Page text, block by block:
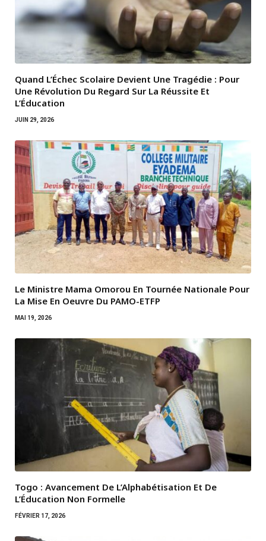
Quand L’Échec Scolaire Devient Une Tragédie : Pour
Une Révolution Du Regard Sur La Réussite Et
L’Éducation
JUIN 29, 2026
Le Ministre Mama Omorou En Tournée Nationale Pour
La Mise En Oeuvre Du PAMO-ETFP
MAI 19, 2026
Togo : Avancement De L’Alphabétisation Et De
L’Éducation Non Formelle
FÉVRIER 17, 2026